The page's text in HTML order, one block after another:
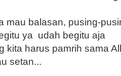
mau balasan, pusing-
ya udah begitu aja
kita harus pamrih sama
setan...